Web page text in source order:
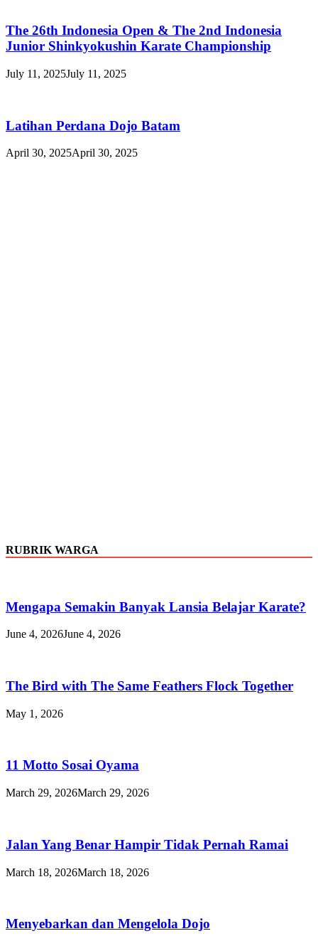
The 26th Indonesia Open & The 2nd Indonesia
Junior Shinkyokushin Karate Championship
July 11, 2025July 11, 2025
Latihan Perdana Dojo Batam
April 30, 2025April 30, 2025
RUBRIK WARGA
Mengapa Semakin Banyak Lansia Belajar Karate?
June 4, 2026June 4, 2026
The Bird with The Same Feathers Flock Together
May 1, 2026
11 Motto Sosai Oyama
March 29, 2026March 29, 2026
Jalan Yang Benar Hampir Tidak Pernah Ramai
March 18, 2026March 18, 2026
Menyebarkan dan Mengelola Dojo